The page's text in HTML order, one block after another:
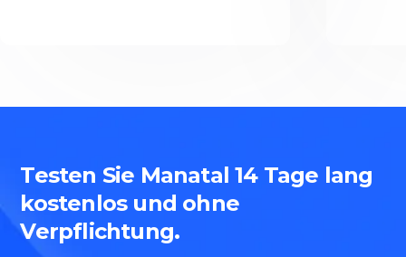
Testen Sie Manatal 14 Tage lang
kostenlos und ohne
Verpflichtung.